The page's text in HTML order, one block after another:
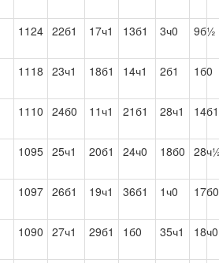
1124 22б1 17ч1 13б1 3ч0 9б½
1118 23ч1 18б1 14ч1 2б1 1б0
1110 24б0 11ч1 21б1 28ч1 14б1
1095 25ч1 20б1 24ч0 18б0
1097 26б1 19ч1 36б1 1ч0 17б0
1090 27ч1 29б1 1б0 35ч1 18ч0